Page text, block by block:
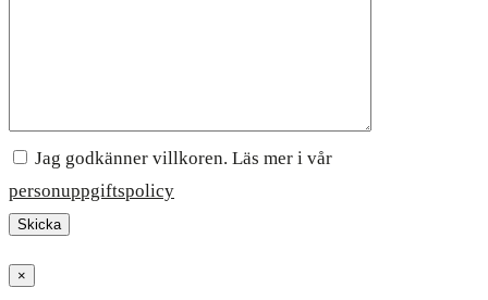
Jag godkänner villkoren. Läs mer i vår
personuppgiftspolicy
×